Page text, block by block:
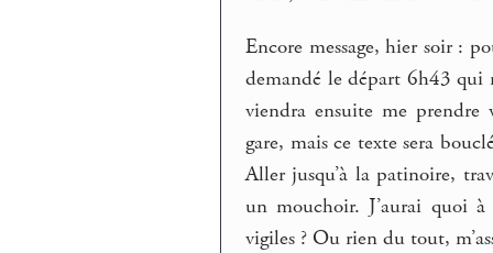
Encore message, hier soir :
demandé le départ 6h43 qui
viendra ensuite me
gare, mais ce texte sera
Aller jusqu’à la patinoire,
un mouchoir. J’aurai quoi
vigiles ? Ou rien du tout,